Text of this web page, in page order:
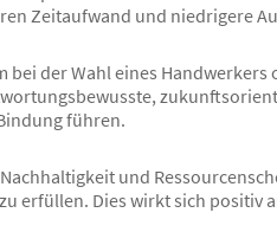
Zeitaufwand und niedrigere
der Wahl eines
führen.
und
erfüllen. Dies wirkt sich